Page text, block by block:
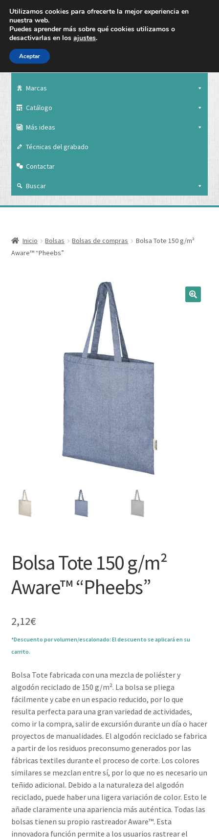
Marcas
Catálogo
Más ideas
Técnicas del grabado
Contactar
Buscar
Nuestra empresa
el
hijo
Inicio Bolsas Bolsas de compras
Bolsa Tote 150 g/m²
Aware™ “Pheebs”
Bolsa Tote 150 g/m²
Aware™ “Pheebs”
2,12€
*Descuento por volumen/escalonado: El descuento se aplicará en su
carrito.
Bolsa Tote fabricada con una mezcla de poliéster y
algodón reciclado de 150 g/m². La bolsa se pliega
fácilmente y cabe en un espacio reducido, por lo que
resulta perfecta para una gran variedad de actividades,
como ir la compra, salir de excursión durante un día o hacer
proyectos de manualidades. El algodón reciclado se fabrica
a partir de los residuos preconsumo generados por las
fábricas textiles durante el proceso de corte. Los colores
similares se mezclan entre sí, por lo que no es necesario un
teñido adicional. Debido a la naturaleza del algodón
reciclado, puede haber una ligera variación de color. Esto le
añade claramente una apariencia más auténtica. Todas las
bolsas tienen su propio rastreador Aware™. Esta
innovadora función permite a los usuarios rastrear el
Utilizamos cookies para ofrecerte la mejor experiencia en
nuestra web.
Puedes aprender más sobre qué cookies utilizamos o
desactivarlas en los ajustes.
Aceptar